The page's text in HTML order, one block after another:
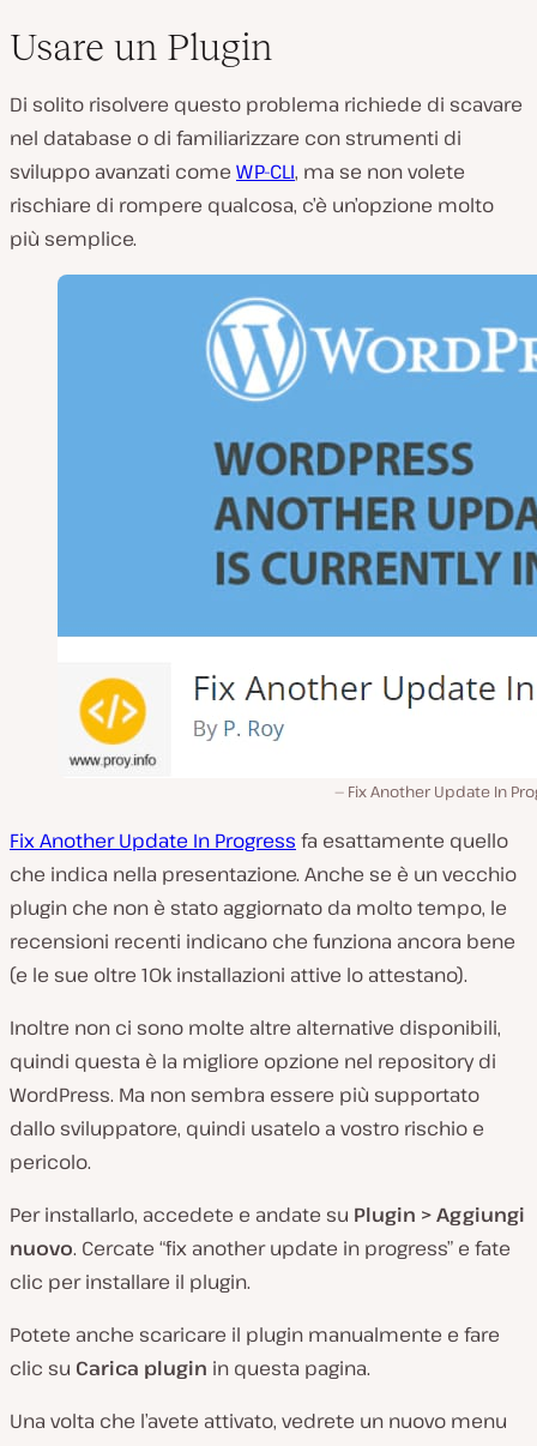
Usare un Plugin
Di solito risolvere questo problema richiede di scavare
nel database o di familiarizzare con strumenti di
sviluppo avanzati come WP-CLI, ma se non volete
rischiare di rompere qualcosa, c’è un’opzione molto
più semplice.
Fix Another Update In
Fix Another Update In Progress fa esattamente quello
che indica nella presentazione. Anche se è un vecchio
plugin che non è stato aggiornato da molto tempo, le
recensioni recenti indicano che funziona ancora bene
(e le sue oltre 10k installazioni attive lo attestano).
Inoltre non ci sono molte altre alternative disponibili,
quindi questa è la migliore opzione nel repository di
WordPress. Ma non sembra essere più supportato
dallo sviluppatore, quindi usatelo a vostro rischio e
pericolo.
Per installarlo, accedete e andate su Plugin > Aggiungi
nuovo. Cercate “fix another update in progress” e fate
clic per installare il plugin.
Potete anche scaricare il plugin manualmente e fare
clic su Carica plugin in questa pagina.
Una volta che l’avete attivato, vedrete un nuovo menu